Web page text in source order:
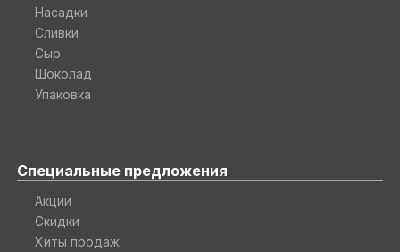
Насадки
Сливки
Сыр
Шоколад
Упаковка
Специальные предложения
Акции
Скидки
Хиты продаж